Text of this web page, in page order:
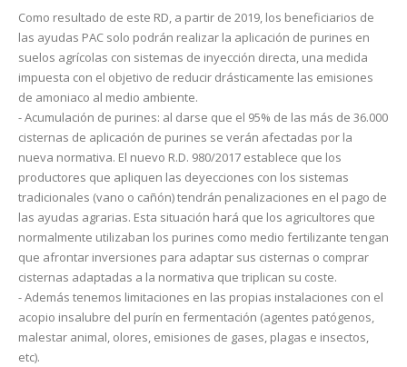
Como resultado de este RD, a partir de 2019, los beneficiarios de
las ayudas PAC solo podrán realizar la aplicación de purines en
suelos agrícolas con sistemas de inyección directa, una medida
impuesta con el objetivo de reducir drásticamente las emisiones
de amoniaco al medio ambiente.
- Acumulación de purines: al darse que el 95% de las más de 36.000
cisternas de aplicación de purines se verán afectadas por la
nueva normativa. El nuevo R.D. 980/2017 establece que los
productores que apliquen las deyecciones con los sistemas
tradicionales (vano o cañón) tendrán penalizaciones en el pago de
las ayudas agrarias. Esta situación hará que los agricultores que
normalmente utilizaban los purines como medio fertilizante tengan
que afrontar inversiones para adaptar sus cisternas o comprar
cisternas adaptadas a la normativa que triplican su coste.
- Además tenemos limitaciones en las propias instalaciones con el
acopio insalubre del purín en fermentación (agentes patógenos,
malestar animal, olores, emisiones de gases, plagas e insectos,
etc).